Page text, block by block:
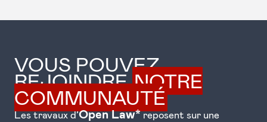
VOUS POUVEZ
REJOINDRENOTRE
COMMUNAUTÉ
Les travaux d’Open Law*reposent sur une